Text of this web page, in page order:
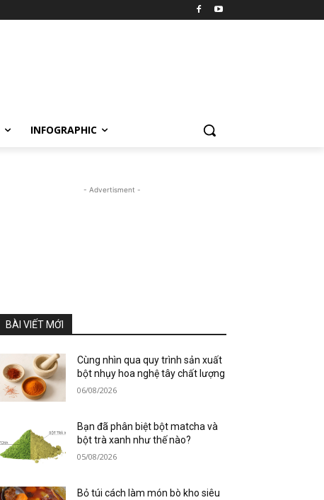
INFOGRAPHIC
- Advertisment -
BÀI VIẾT MỚI
Cùng nhìn qua quy trình sản xuất
bột nhụy hoa nghệ tây chất lượng
06/08/2026
Bạn đã phân biệt bột matcha và
bột trà xanh như thế nào?
05/08/2026
Bỏ túi cách làm món bò kho siêu